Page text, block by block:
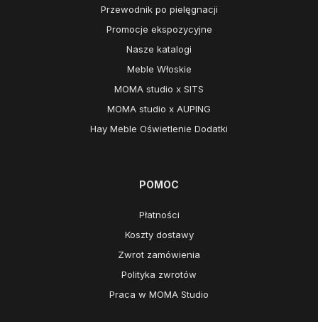
Przewodnik po pielęgnacji
Promocje ekspozycyjne
Nasze katalogi
Meble Włoskie
MOMA studio x SITS
MOMA studio x AUPING
Hay Meble Oświetlenie Dodatki
POMOC
Płatności
Koszty dostawy
Zwrot zamówienia
Polityka zwrotów
Praca w MOMA Studio